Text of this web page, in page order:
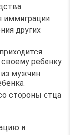
иммиграции
других
ребенку.
мужчин
стороны отца
и